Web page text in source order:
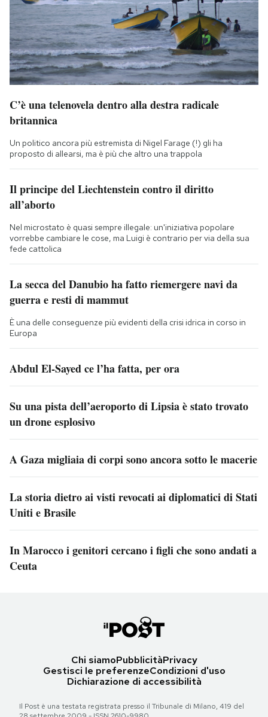
C’è una telenovela dentro alla destra radicale
britannica
Un politico ancora più estremista di Nigel Farage (!) gli ha
proposto di allearsi, ma è più che altro una trappola
Il principe del Liechtenstein contro il diritto
all’aborto
Nel microstato è quasi sempre illegale: un'iniziativa popolare
vorrebbe cambiare le cose, ma Luigi è contrario per via della sua
fede cattolica
La secca del Danubio ha fatto riemergere navi da
guerra e resti di mammut
È una delle conseguenze più evidenti della crisi idrica in corso in
Europa
Abdul El-Sayed ce l’ha fatta, per ora
Su una pista dell’aeroporto di Lipsia è stato trovato
un drone esplosivo
A Gaza migliaia di corpi sono ancora sotto le macerie
La storia dietro ai visti revocati ai diplomatici di Stati
Uniti e Brasile
In Marocco i genitori cercano i figli che sono andati a
Ceuta
Chi siamoPubblicitàPrivacy
Gestisci le preferenzeCondizioni d'uso
Dichiarazione di accessibilità
Il Post è una testata registrata presso il Tribunale di Milano, 419 del